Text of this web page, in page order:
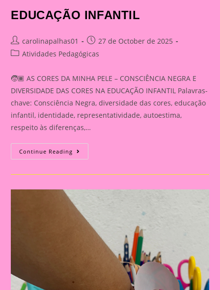
EDUCAÇÃO INFANTIL
Post
author:
carolinapalhas01
Post
published:
27 de October de 2025
PostAtividades Pedagógicas
🧒🏾 AS CORES DA MINHA PELE – CONSCIÊNCIA NEGRA E
DIVERSIDADE DAS CORES NA EDUCAÇÃO INFANTIL Palavras-
chave: Consciência Negra, diversidade das cores, educação
infantil, identidade, representatividade, autoestima,
respeito às diferenças,…
Continue Reading AS
CORES
MINHA
CONSCIÊNCIA
NEGRA
E
DIVERSIDADE
DAS
CORES
EDUCAÇÃO
INFANTIL